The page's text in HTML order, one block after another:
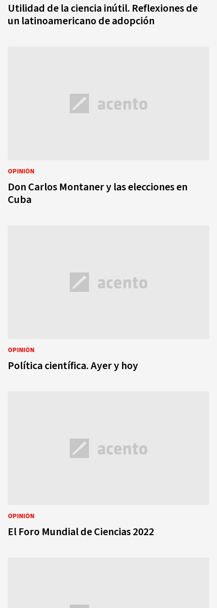
Utilidad de la ciencia inútil. Reflexiones de
un latinoamericano de adopción
OPINIÓN
Don Carlos Montaner y las elecciones en
Cuba
OPINIÓN
Política científica. Ayer y hoy
OPINIÓN
El Foro Mundial de Ciencias 2022